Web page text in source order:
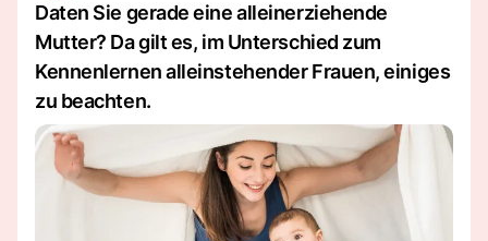
Daten Sie gerade eine alleinerziehende
Mutter? Da gilt es, im Unterschied zum
Kennenlernen alleinstehender Frauen, einiges
zu beachten.